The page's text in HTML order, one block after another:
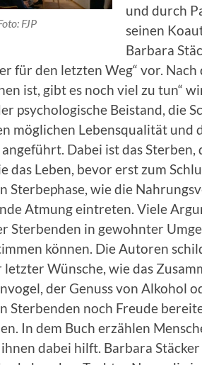
FJP
und durch
seinen
Barbara
für den letzten Weg“ vor.
ist, gibt es noch viel zu tun“
psychologische Beistand, die
möglichen Lebensqualität und
Dabei ist das Sterben,
das Leben, bevor erst zum
Sterbephase, wie die
Atmung eintreten. Viele
Sterbenden in gewohnter
können. Die Autoren
letzter Wünsche, wie das
der Genuss von Alkohol
Sterbenden noch Freude
In dem Buch erzählen
dabei hilft. Barbara